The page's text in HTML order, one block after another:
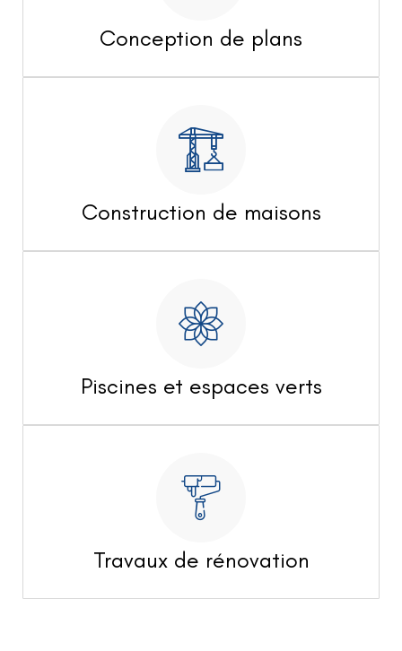
Conception de plans
Construction de maisons
Piscines et espaces verts
Travaux de rénovation